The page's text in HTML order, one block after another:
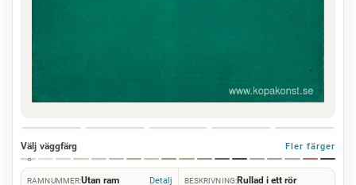
Välj väggfärg Fler färger
RAMNUMMER:Utan ram Detalj BESKRIVNING:Rullad i ett rör